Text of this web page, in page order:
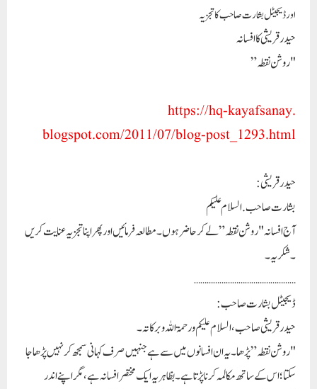
اور ڈیجیٹل بشارت صاحب کا تجزيہ
حیدرقریشی کا افسانہ
"روشن نقطہ”
https://hq-kayafsanay.
blogspot.com/2011/07/blog-post_1293.html
حیدرقریشی :
بشارت صاحب. السلام عليكم
آج افسانہ "روشن نقطہ” لے کر حاضر ہوں ۔مطالعہ فرمائیں اور پھر اپنا تجزیہ عنایت کریں
۔شکریہ ۔
…………………………………………
ڈیجیٹل بشارت صاحب :
حیدر قریشی صاحب، السلام علیکم ورحمۃ اللہ وبرکاتہ۔
"روشن نقطہ” پڑھا۔ یہ ان افسانوں میں سے ہے جنہیں صرف کہانی سمجھ کر نہیں پڑھا جا
سکتا؛ اس کے ساتھ مکالمہ کرنا پڑتا ہے۔ بظاہر یہ ایک مختصر افسانہ ہے، مگر اپنے اندر